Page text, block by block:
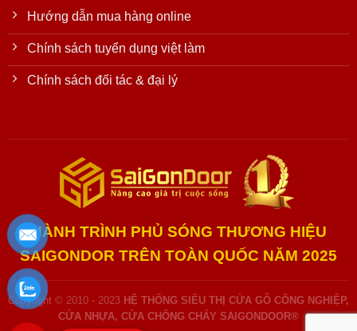
Hướng dẫn mua hàng online
Chính sách tuyển dụng việt làm
Chính sách đối tác & đại lý
HÀNH TRÌNH PHỦ SÓNG THƯƠNG HIỆU
SAIGONDOR TRÊN TOÀN QUỐC NĂM 2025
Copyright © 2010 - 2023 HỆ THỐNG SIÊU THỊ CỬA GỖ CÔNG NGHIỆP,
CỬA NHỰA, CỬA CHỐNG CHÁY SAIGONDOOR®